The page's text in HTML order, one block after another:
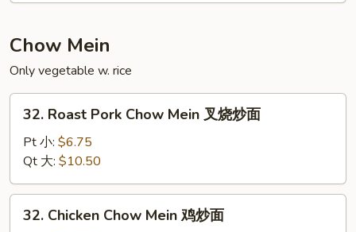
面
Chow Mein
Only vegetable w. rice
Roast
Pork
Chow
Mein
叉
32. Roast Pork Chow Mein 叉烧炒面
Pt 小: $6.75
Qt 大: $10.50
Chicken
32. Chicken Chow Mein 鸡炒面